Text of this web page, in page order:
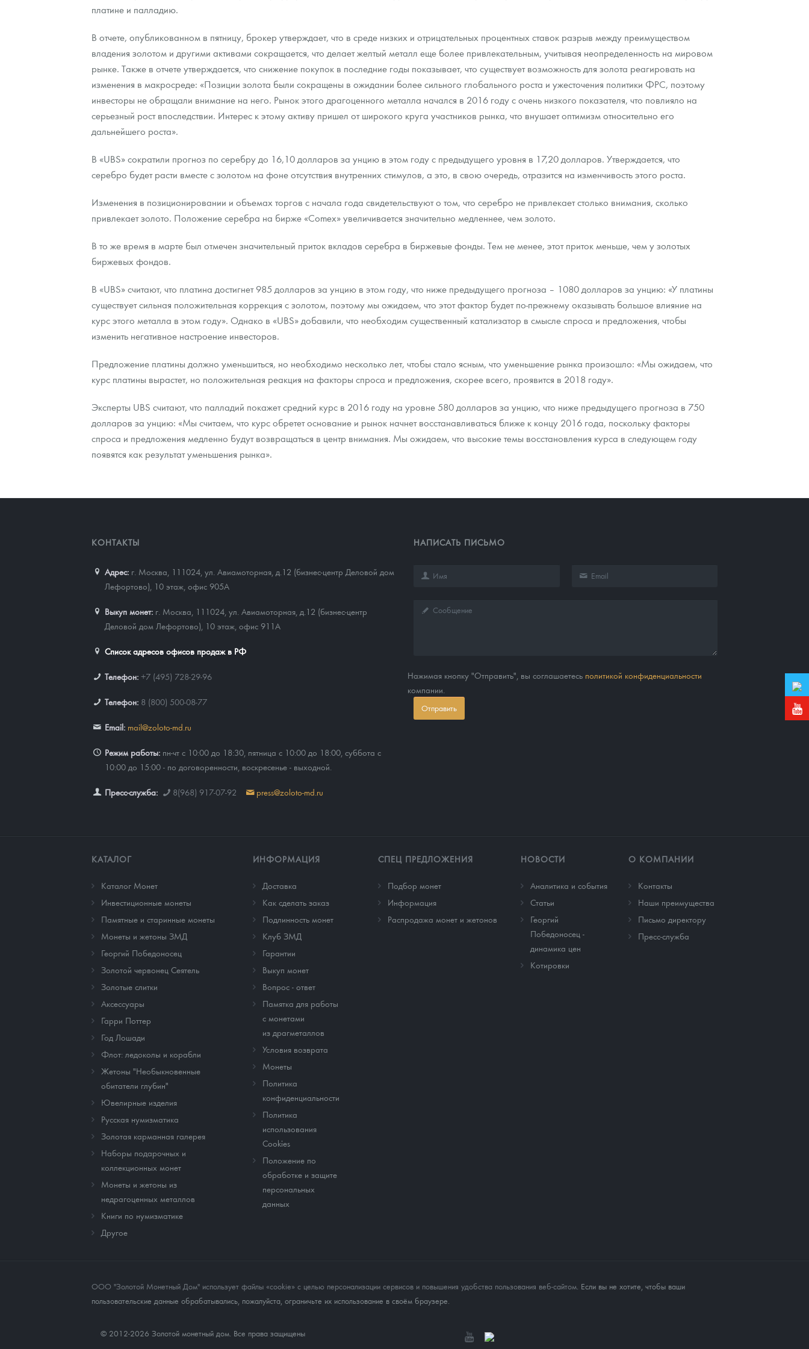
Золотые слитки
Гарри Поттер
Год Лошади
Флот: ледоколы и корабли
Золотая карманная галерея
Наборы подарочных и коллекционных монет
Монеты и жетоны из недрагоценных металлов
Выкуп серебряных монет
Вопрос - ответ
Памятка для работы с монетами из драгметаллов
Условия возврата
Монеты
Политика конфиденциальности
Положение по обработке и защите персональных данных
Георгий Победоносец - динамика цен
Лом выкуп
О нас
Письмо директору
Пресс-служба
платине и палладию.
В отчете, опубликованном в пятницу, брокер утверждает, что в среде низких и отрицательных процентных ставок разрыв между преимуществом
владения золотом и другими активами сокращается, что делает желтый металл еще более привлекательным, учитывая неопределенность на мировом
рынке. Также в отчете утверждается, что снижение покупок в последние годы показывает, что существует возможность для золота реагировать на
изменения в макросреде: «Позиции золота были сокращены в ожидании более сильного глобального роста и ужесточения политики ФРС, поэтому
инвесторы не обращали внимание на него. Рынок этого драгоценного металла начался в 2016 году с очень низкого показателя, что повлияло на
серьезный рост впоследствии. Интерес к этому активу пришел от широкого круга участников рынка, что внушает оптимизм относительно его
дальнейшего роста».
В «UBS» сократили прогноз по серебру до 16,10 долларов за унцию в этом году с предыдущего уровня в 17,20 долларов. Утверждается, что
серебро будет расти вместе с золотом на фоне отсутствия внутренних стимулов, а это, в свою очередь, отразится на изменчивость этого роста.
Изменения в позиционировании и объемах торгов с начала года свидетельствуют о том, что серебро не привлекает столько внимания, сколько
привлекает золото. Положение серебра на бирже «Comex» увеличивается значительно медленнее, чем золото.
В то же время в марте был отмечен значительный приток вкладов серебра в биржевые фонды. Тем не менее, этот приток меньше, чем у золотых
биржевых фондов.
В «UBS» считают, что платина достигнет 985 долларов за унцию в этом году, что ниже предыдущего прогноза – 1080 долларов за унцию: «У платины
существует сильная положительная коррекция с золотом, поэтому мы ожидаем, что этот фактор будет по-прежнему оказывать большое влияние на
курс этого металла в этом году». Однако в «UBS» добавили, что необходим существенный катализатор в смысле спроса и предложения, чтобы
изменить негативное настроение инвесторов.
Предложение платины должно уменьшиться, но необходимо несколько лет, чтобы стало ясным, что уменьшение рынка произошло: «Мы ожидаем, что
курс платины вырастет, но положительная реакция на факторы спроса и предложения, скорее всего, проявится в 2018 году».
Эксперты UBS считают, что палладий покажет средний курс в 2016 году на уровне 580 долларов за унцию, что ниже предыдущего прогноза в 750
долларов за унцию: «Мы считаем, что курс обретет основание и рынок начнет восстанавливаться ближе к концу 2016 года, поскольку факторы
спроса и предложения медленно будут возвращаться в центр внимания. Мы ожидаем, что высокие темы восстановления курса в следующем году
появятся как результат уменьшения рынка».
КОНТАКТЫ
Адрес: г. Москва, 111024 ул. Авиамоторная, д.12 (бизнес-центр Деловой дом
Лефортово), 10 этаж, офис 905А
Выкуп монет: г. Москва, 111024, ул. Авиамоторная, д.12 (бизнес-центр
Деловой дом Лефортово), 10 этаж, офис 911А
Список адресов офисов продаж в РФ
Телефон: +7 (495) 728-29-96
Телефон: 8 (800) 500-08-77
Email: mail@zoloto-md.ru
Режим работы: пн-чт с 10:00 до 18:30, пятница с 10:00 до 18:00, суббота с
10:00 до 15:00 - по договоренности, воскресенье - выходной.
Пресс-служба: 8(968) 917-07-92 press@zoloto-md.ru
НАПИСАТЬ ПИСЬМО
Нажимая кнопку "Отправить", вы соглашаетесь политикой конфиденциальности
компании.
Отправить
КАТАЛОГ
Каталог Монет
Инвестиционные монеты
Памятные и старинные монеты
Монеты и жетоны ЗМД
Георгий Победоносец
Золотой червонец Сеятель
Золотые слитки
Аксессуары
Гарри Поттер
Год Лошади
Флот: ледоколы и корабли
Жетоны "Необыкновенные
обитатели глубин"
Ювелирные изделия
Русская нумизматика
Золотая карманная галерея
Наборы подарочных и
коллекционных монет
Монеты и жетоны из
недрагоценных металлов
Книги по нумизматике
Другое
ИНФОРМАЦИЯ
Доставка
Как сделать заказ
Подлинность монет
Клуб ЗМД
Гарантии
Выкуп монет
Вопрос - ответ
Памятка для работы
с монетами
из драгметаллов
Условия возврата
Монеты
Политика
конфиденциальности
Политика
использования
Cookies
Положение по
обработке и защите
персональных
данных
СПЕЦ ПРЕДЛОЖЕНИЯ
Подбор монет
Информация
Распродажа монет и жетонов
НОВОСТИ
Аналитика и события
Cтатьи
Георгий
Победоносец -
динамика цен
Котировки
О КОМПАНИИ
Контакты
Наши преимущества
Письмо директору
Пресс-служба
ООО "Золотой Монетный Дом" использует файлы «cookie» с целью персонализации сервисов и повышения удобства пользования веб-сайтом . Если вы не хотите, чтобы ваши
пользовательские данные обрабатывались, пожалуйста, ограничьте их использование в своём браузере.
© 2012-2026 Золотой монетный дом. Все права защищены